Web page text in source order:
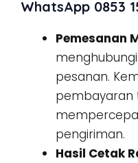
WhatsApp 0853
Pemesanan
pesanan.
pembayaran
pengiriman.
Hasil Cetak